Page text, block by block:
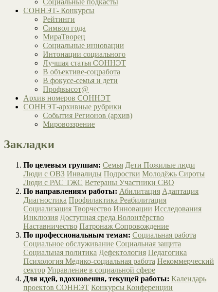
СОННЭТ- Конкурсы
Рейтинги
Символ года
МираТворец
Социальные инновации
Интонации социального
Лучшая статья СОННЭТ
В объективе-соцработа
В фокусе-семья и дети
Профвысот@
Архив номеров СОННЭТ
СОННЭТ-архивные рубрики
События Регионов (архив)
Мировоззрение
Закладки
По целевым группам: Семья Дети Пожилые люди
Люди с ОВЗ Инвалиды Подростки Молодёжь Сироты
Люди с РАС ТЖС Ветераны Участники СВО
По направлениям работы: Абилитация Адаптация
Диагностика Профилактика Реабилитация
Социализация Творчество Инновации Исследования
Инклюзия Доступная среда Волонтёрство
Наставничество Патронаж Сопровождение
По профессиональным темам: Социальная работа
Социальное обслуживание Социальная защита
Социальная политика Дефектология Педагогика
Психология Медико-социальная работа Некоммерческий
сектор Управление в социальной сфере
Для идей, вдохновения, текущей работы: Календарь
проектов СОННЭТ Конкурсы Конференции